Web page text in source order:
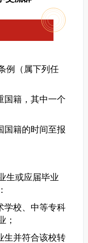
例（属下列任
国籍，其中一个
国籍的时间至报
生或应届毕业
学校、中等专科
；
生并符合该校转